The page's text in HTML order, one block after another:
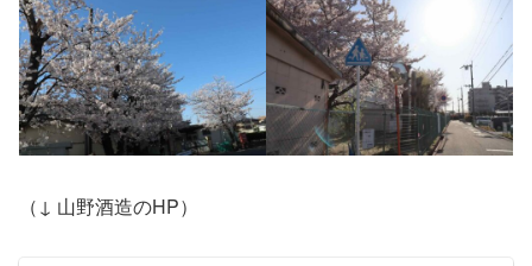
（↓ 山野酒造のHP）